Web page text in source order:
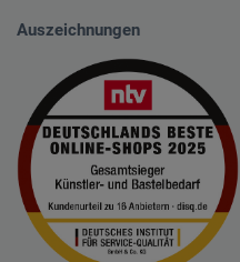
Auszeichnungen